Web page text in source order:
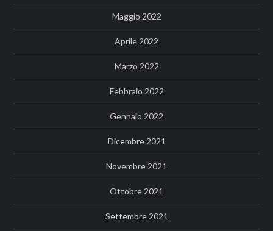
Maggio 2022
Aprile 2022
Marzo 2022
Febbraio 2022
Gennaio 2022
Dicembre 2021
Novembre 2021
Ottobre 2021
Settembre 2021